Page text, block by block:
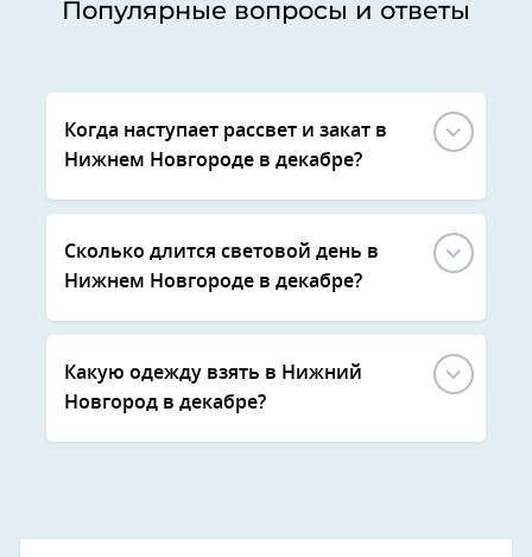
Популярные вопросы и ответы
Когда наступает рассвет и закат в
Нижнем Новгороде в декабре?
Сколько длится световой день в
Нижнем Новгороде в декабре?
Какую одежду взять в Нижний
Новгород в декабре?